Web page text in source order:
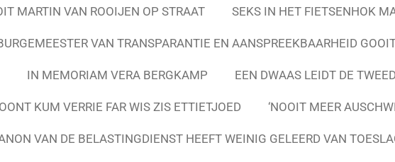
MARTIN VAN ROOIJEN OP STRAAT SEKS IN HET FIETSENHOK
VAN TRANSPARANTIE EN AANSPREEKBAARHEID
IN MEMORIAM VERA BERGKAMP EEN DWAAS LEIDT DE
KUM VERRIE FAR WIS ZIS ETTIETJOED ‘NOOIT MEER
VAN DE BELASTINGDIENST HEEFT WEINIG GELEERD VAN